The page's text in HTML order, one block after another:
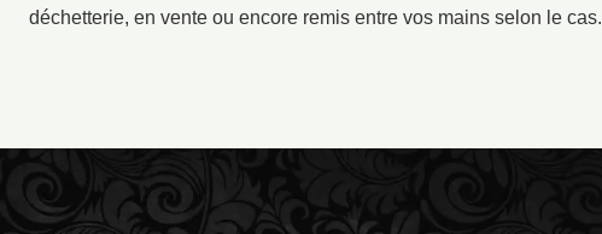
déchetterie, en vente ou encore remis entre vos mains selon le cas.